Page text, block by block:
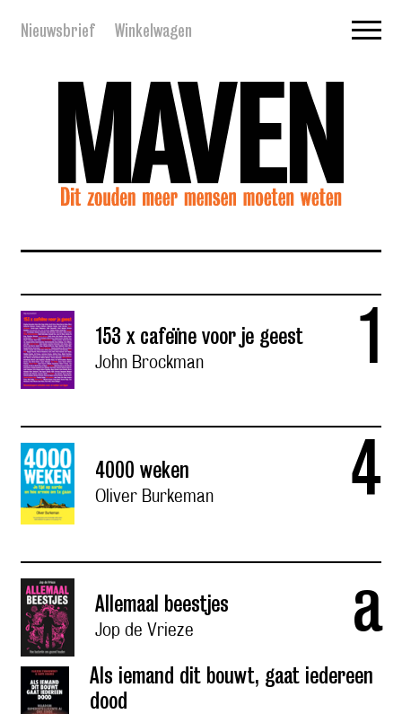
Nieuwsbrief Winkelwagen
1
153 x cafeïne voor je geest
John Brockman
4
4000 weken
Oliver Burkeman
a
Allemaal beestjes
Jop de Vrieze
Als iemand dit bouwt, gaat iedereen
dood